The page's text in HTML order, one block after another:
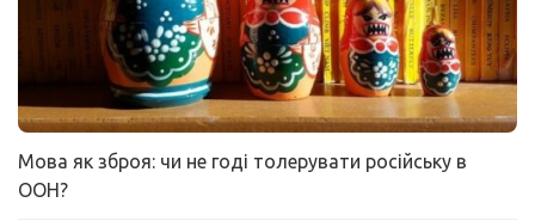
Мова як зброя: чи не годі толерувати російську в
ООН?